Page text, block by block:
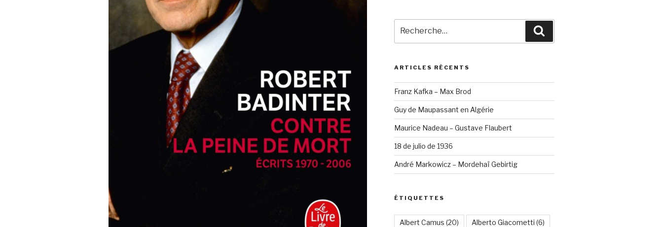
pour
:
ARTICLES RÉCENTS
Franz Kafka – Max Brod
Guy de Maupassant en Algérie
Maurice Nadeau – Gustave Flaubert
18 de julio de 1936
André Markowicz – Mordehaï Gebirtig
ÉTIQUETTES
Albert Camus (20) Alberto Giacometti (6)